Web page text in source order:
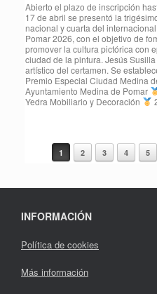
Abierto el plazo de inscripción
17 de abril se presentó la
nacional y cuarta del
Pomar 2026, con el objetivo de
promover la cultura pictórica con
ciudad de la pintura. Jesús
artístico del certamen. Se
Premio Especial Ciudad Medina
Ayuntamiento Medina de Pomar
Yedra Mobiliario y Decoración
Navegador de
1 2 3 4 5
INFORMACIÓN
Política de cookies
Más información